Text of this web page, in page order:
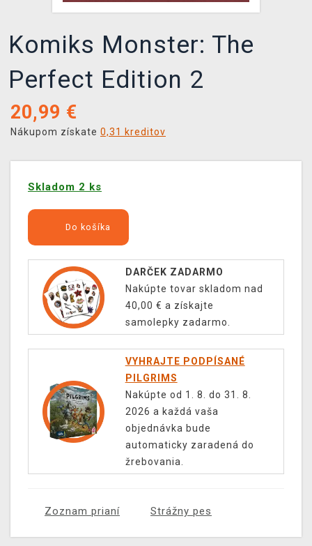
Komiks Monster: The
Perfect Edition 2
20,99 €
Nákupom získate 0,31 kreditov
Skladom 2 ks
Do košíka
DARČEK ZADARMO
Nakúpte tovar skladom nad
40,00 € a získajte
samolepky zadarmo.
VYHRAJTE PODPÍSANÉ
PILGRIMS
Nakúpte od 1. 8. do 31. 8.
2026 a každá vaša
objednávka bude
automaticky zaradená do
žrebovania.
Zoznam prianí Strážny pes